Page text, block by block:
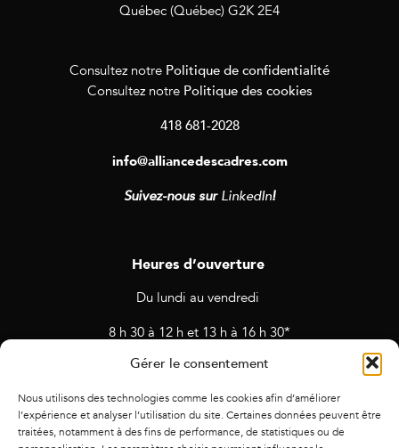
Gérer le consentement
Nous utilisons des technologies comme les cookies afin d’améliorer
l’expérience et analyser l’utilisation du site. Certaines données peuvent être
traitées, notamment à des fins de performance, de statistiques ou de
Québec (Québec) G2K 2E4
Consultez notre Politique de confidentialité
Consultez notre Politique des cookies
418 681-2028
info@alliancedescadres.com
Suivez-nous sur LinkedIn!
Heures d’ouverture
Du lundi au vendredi
8 h 30 à 12 h et 13 h à 16 h 30*
* Horaires sujets à changement en cas de rendez-vous et